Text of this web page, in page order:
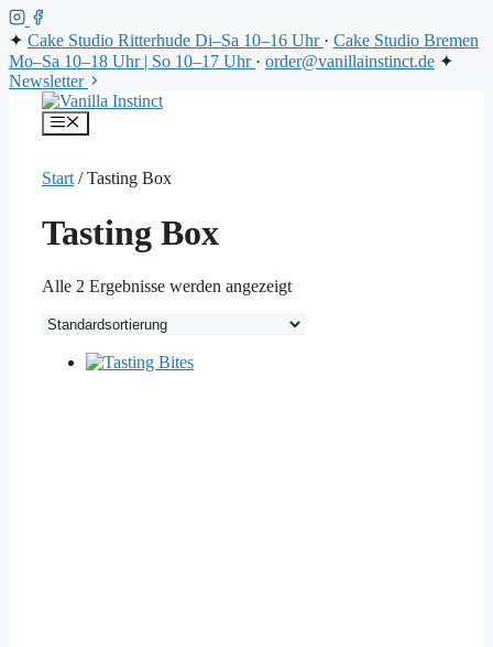
✦ Cake Studio Ritterhude Di–Sa 10–16 Uhr · Cake Studio Bremen
Mo–Sa 10–18 Uhr | So 10–17 Uhr · order@vanillainstinct.de ✦
Newsletter
Inhalt
springen
Menü
Start / Tasting Box
Tasting Box
Alle 2 Ergebnisse werden angezeigt